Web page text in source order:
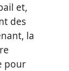
et,
des
la
pour